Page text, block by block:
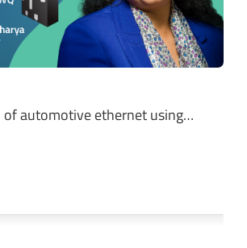
of automotive ethernet using…